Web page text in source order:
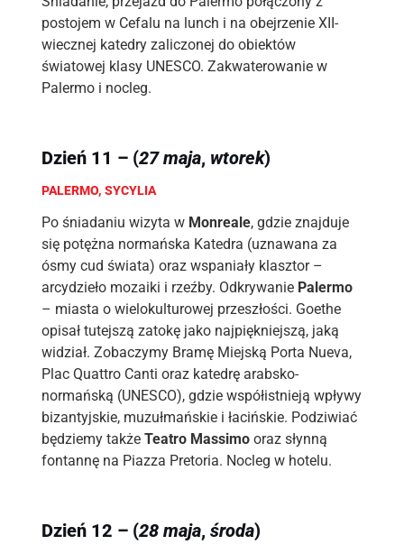
postojem w Cefalu na lunch i na obejrzenie XII-
wiecznej katedry zaliczonej do obiektów
światowej klasy UNESCO. Zakwaterowanie w
Palermo i nocleg.
Dzień 11 – (27 maja, wtorek)
PALERMO, SYCYLIA
Po śniadaniu wizyta w Monreale, gdzie znajduje
się potężna normańska Katedra (uznawana za
ósmy cud świata) oraz wspaniały klasztor –
arcydzieło mozaiki i rzeźby. Odkrywanie Palermo
– miasta o wielokulturowej przeszłości. Goethe
opisał tutejszą zatokę jako najpiękniejszą, jaką
widział. Zobaczymy Bramę Miejską Porta Nueva,
Plac Quattro Canti oraz katedrę arabsko-
normańską (UNESCO), gdzie współistnieją wpływy
bizantyjskie, muzułmańskie i łacińskie. Podziwiać
będziemy także Teatro Massimooraz słynną
fontannę na Piazza Pretoria. Nocleg w hotelu.
Dzień 12 – (28 maja, środa)